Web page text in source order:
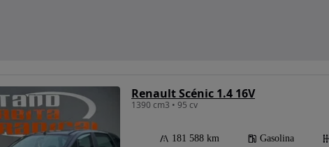
Renault Scénic 1.4 16V
1390 cm3 • 95 cv
181 588 km Gasolina